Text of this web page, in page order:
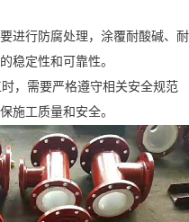
进行防腐处理，涂覆耐酸碱、耐
稳定性和可靠性。
，需要严格遵守相关安全规范
施工质量和安全。